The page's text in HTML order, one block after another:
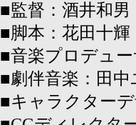
■監督：酒井和男
■脚本：花田十輝
■音楽プロデュー
■劇伴音楽：田中
■キャラクター